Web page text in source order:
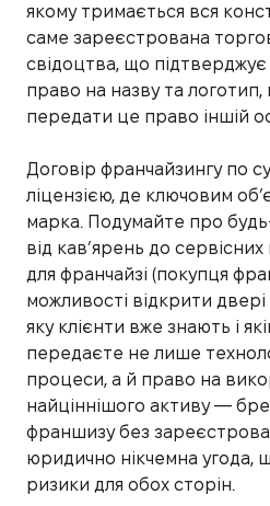
якому тримається вся
саме зареєстрована
свідоцтва, що
право на назву та
передати це право іншій
Договір франчайзингу по
ліцензією, де ключовим
марка. Подумайте про
від кав’ярень до сервісних
для франчайзі (покупця
можливості відкрити двері
яку клієнти вже знають і
передаєте не лише
процеси, а й право на
найціннішого активу —
франшизу без
юридично нікчемна угода,
ризики для обох сторін.